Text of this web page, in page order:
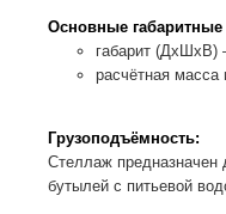
Основные
габарит (ДхШхВ)
расчётная масса
Грузоподъёмность:
Стеллаж предназначен
бутылей с питьевой